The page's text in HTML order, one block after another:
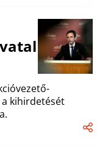
kihirdetését